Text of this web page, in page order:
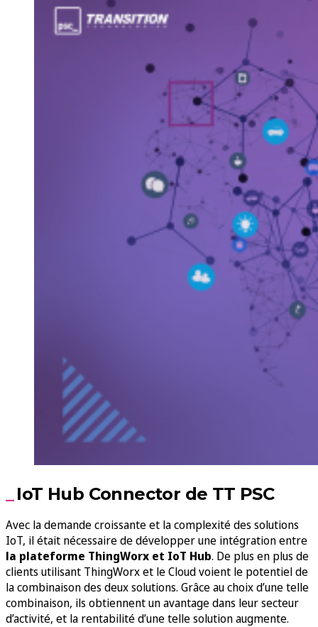
IoT Hub Connector de TT PSC
Avec la demande croissante et la complexité des solutions
IoT, il était nécessaire de développer une intégration entre
la plateforme ThingWorx et IoT Hub. De plus en plus de
clients utilisant ThingWorx et le Cloud voient le potentiel de
la combinaison des deux solutions. Grâce au choix d’une telle
combinaison, ils obtiennent un avantage dans leur secteur
d’activité, et la rentabilité d’une telle solution augmente.